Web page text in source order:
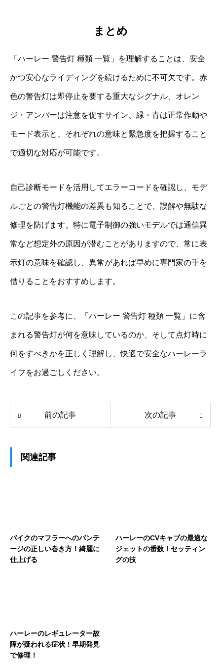
まとめ
「ハーレー 警告灯 種類 一覧」を理解することは、安全
かつ安心なライディングを続けるために不可欠です。赤
色の警告灯は即停止を要する重大なシグナル、オレン
ジ・アンバーは注意を促すサイン、緑・青は正常作動や
モード表示と、それぞれの意味と緊急度を把握すること
で適切な対応が可能です。
自己診断モードを活用してエラーコードを確認し、モデ
ルごとの警告灯機能の差異も知ることで、誤解や無駄な
修理を防げます。特に電子制御の強いモデルでは通信異
常など想定外の原因が潜むことがありますので、常に表
示灯の意味を確認し、異常があれば早めに専門家の手を
借りることをおすすめします。
この記事を参考に、「ハーレー 警告灯 種類 一覧」に含
まれる警告灯が何を意味しているのか、そして点灯時に
何をすべきかを正しく理解し、快適で安全なハーレーラ
イフをお過ごしください。
前の記事 次の記事
関連記事
バイクのマフラーへのバンテ
ージの正しい巻き方！綺麗に
仕上げる
ハーレーのCVキャブの最適な
ジェットの番数！セッティン
グの技
ハーレーのレギュレーター故
障が疑われる症状！早期発見
で修理！